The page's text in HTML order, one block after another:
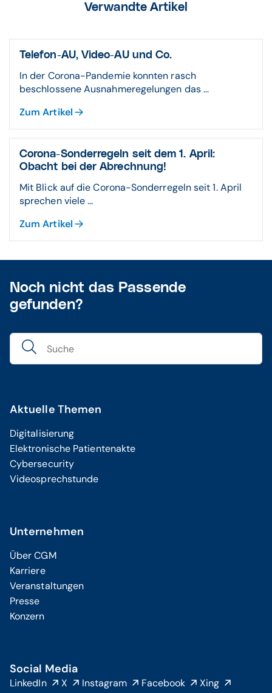
Verwandte Artikel
Telefon-AU, Video-AU und Co.
In der Corona-Pandemie konnten rasch
beschlossene Ausnahmeregelungen das ...
Zum Artikel
Corona-Sonderregeln seit dem 1. April:
Obacht bei der Abrechnung!
Mit Blick auf die Corona-Sonderregeln seit 1. April
sprechen viele ...
Zum Artikel
Noch nicht das Passende
gefunden?
Aktuelle Themen
Digitalisierung
Elektronische Patientenakte
Cybersecurity
Videosprechstunde
Unternehmen
Über CGM
Karriere
Veranstaltungen
Presse
Konzern
Social Media
LinkedIn X Instagram Facebook Xing